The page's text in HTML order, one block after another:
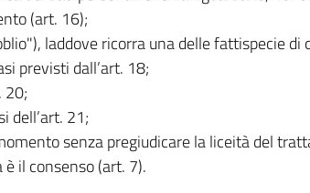
(art. 16);
laddove ricorra una delle fattispecie di
previsti dall’art. 18;
20;
dell’art. 21;
senza pregiudicare la liceità del
il consenso (art. 7).